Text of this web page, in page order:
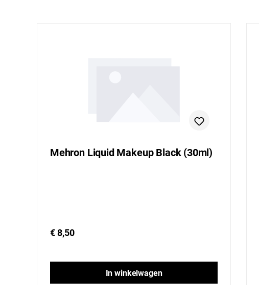
Mehron Liquid Makeup Black (30ml)
€ 8,50
In winkelwagen